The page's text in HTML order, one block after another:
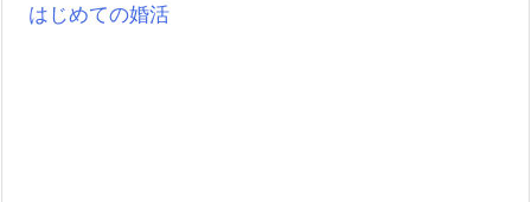
はじめての婚活